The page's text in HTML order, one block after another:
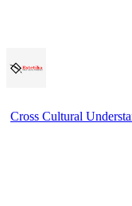
Cross Cultural